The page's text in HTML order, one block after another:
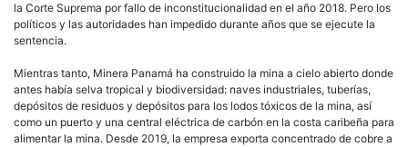
la Corte Suprema por fallo de inconstitucionalidad en el año 2018. Pero los
políticos y las autoridades han impedido durante años que se ejecute la
sentencia.
Mientras tanto, Minera Panamá ha construido la mina a cielo abierto donde
antes había selva tropical y biodiversidad: naves industriales, tuberías,
depósitos de residuos y depósitos para los lodos tóxicos de la mina, así
como un puerto y una central eléctrica de carbón en la costa caribeña para
alimentar la mina. Desde 2019, la empresa exporta concentrado de cobre a